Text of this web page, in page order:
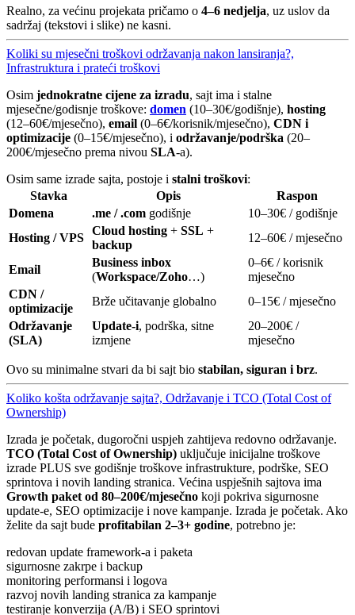
Realno, za većinu projekata pričamo o 4–6 nedjelja, uz uslov da
sadržaj (tekstovi i slike) ne kasni.
Koliki su mjesečni troškovi održavanja nakon lansiranja?,
Infrastruktura i prateći troškovi
Osim jednokratne cijene za izradu, sajt ima i stalne
mjesečne/godisnje troškove: domen (10–30€/godišnje), hosting
(12–60€/mjesečno), email (0–6€/korisnik/mjesečno), CDN i
optimizacije (0–15€/mjesečno), i održavanje/podrška (20–
200€/mjesečno prema nivou SLA-a).
Osim same izrade sajta, postoje i stalni troškovi:
Stavka
Opis
Raspon
Domena
.me / .com godišnje
10–30€ / godišnje
Hosting / VPS
Cloud hosting + SSL +
backup
12–60€ / mjesečno
Email
Business inbox
(Workspace/Zoho…)
0–6€ / korisnik
mjesečno
CDN /
optimizacije
Brže učitavanje globalno
0–15€ / mjesečno
Održavanje
(SLA)
Update-i, podrška, sitne
izmjene
20–200€ /
mjesečno
Ovo su minimalne stvari da bi sajt bio stabilan, siguran i brz.
Koliko košta održavanje sajta?, Održavanje i TCO (Total Cost of
Ownership)
Izrada je početak, dugoročni uspjeh zahtijeva redovno održavanje.
TCO (Total Cost of Ownership) uključuje inicijalne troškove
izrade PLUS sve godišnje troškove infrastrukture, podrške, SEO
sprintova i novih landing stranica. Većina uspješnih sajtova ima
Growth paket od 80–200€/mjesečno koji pokriva sigurnosne
update-e, SEO optimizacije i nove kampanje. Izrada je početak. Ako
želite da sajt bude profitabilan 2–3+ godine, potrebno je:
redovan update framework-a i paketa
sigurnosne zakrpe i backup
monitoring performansi i logova
razvoj novih landing stranica za kampanje
testiranje konverzija (A/B) i SEO sprintovi